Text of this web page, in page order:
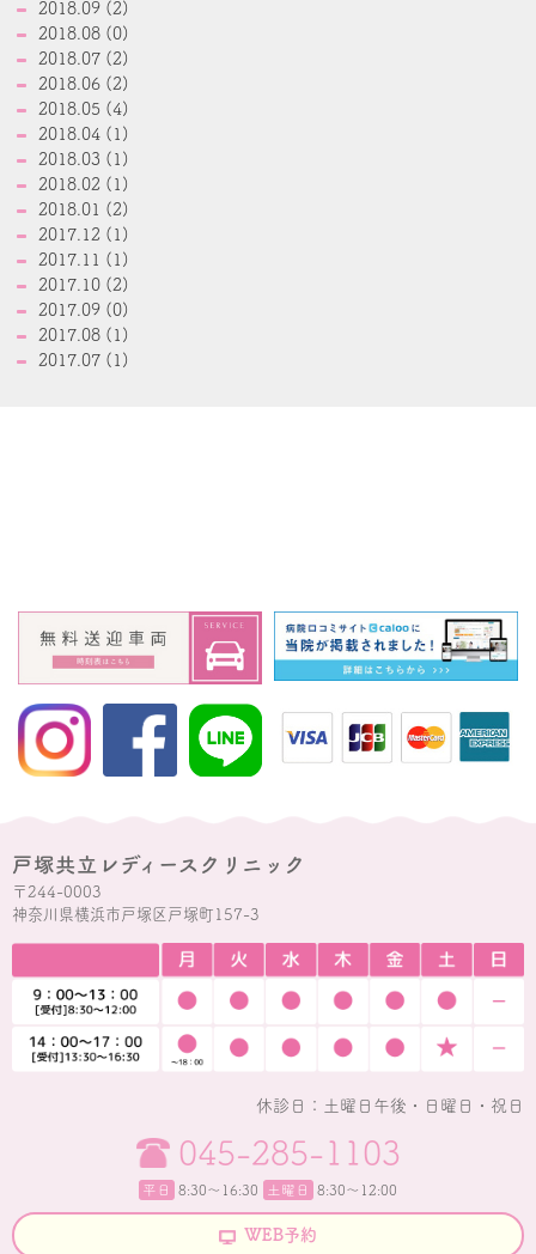
2018.09 (2)
2018.08 (0)
2018.07 (2)
2018.06 (2)
2018.05 (4)
2018.04 (1)
2018.03 (1)
2018.02 (1)
2018.01 (2)
2017.12 (1)
2017.11 (1)
2017.10 (2)
2017.09 (0)
2017.08 (1)
2017.07 (1)
戸塚共立レディースクリニック
〒244-0003
神奈川県横浜市戸塚区戸塚町157-3
休診日：土曜日午後・日曜日・祝日
045-285-1103
平日 8:30〜16:30 土曜日 8:30～12:00
WEB予約